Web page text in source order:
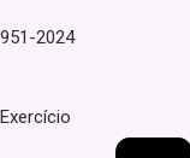
951-2024
Exercício